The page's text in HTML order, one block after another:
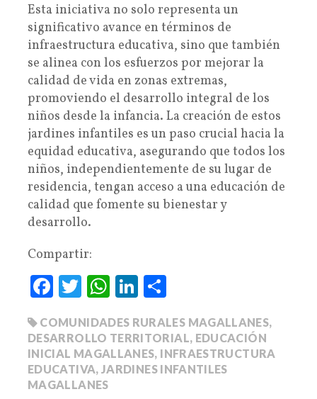
Esta iniciativa no solo representa un
significativo avance en términos de
infraestructura educativa, sino que también
se alinea con los esfuerzos por mejorar la
calidad de vida en zonas extremas,
promoviendo el desarrollo integral de los
niños desde la infancia. La creación de estos
jardines infantiles es un paso crucial hacia la
equidad educativa, asegurando que todos los
niños, independientemente de su lugar de
residencia, tengan acceso a una educación de
calidad que fomente su bienestar y
desarrollo.
Compartir:
Fa
bo
ok
T
tte
r
W
ts
A
pp
Li
ed
In
m
pa
rti
COMUNIDADES RURALES MAGALLANES,
DESARROLLO TERRITORIAL, EDUCACIÓN
INICIAL MAGALLANES, INFRAESTRUCTURA
EDUCATIVA, JARDINES INFANTILES
MAGALLANES